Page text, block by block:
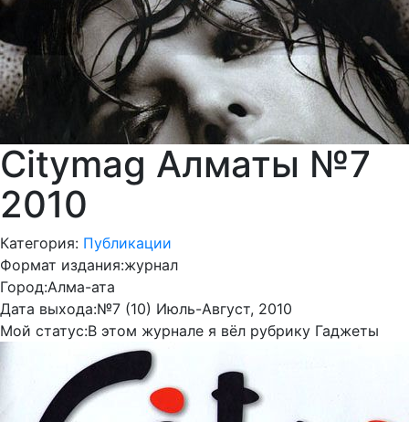
Citymag Алматы №7
2010
Категория: Публикации
Формат издания:журнал
Город:Алма-ата
Дата выхода:№7 (10) Июль-Август, 2010
Мой статус:В этом журнале я вёл рубрику Гаджеты